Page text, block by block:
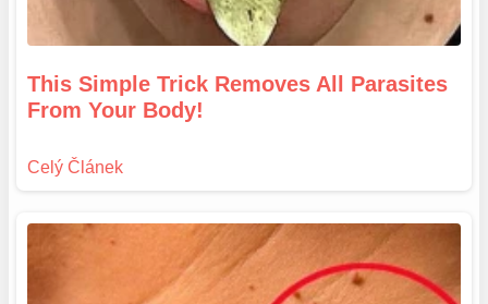
This Simple Trick Removes All Parasites
From Your Body!